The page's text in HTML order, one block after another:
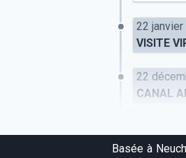
22 janvier
VISITE
22
CANAL
Basée à